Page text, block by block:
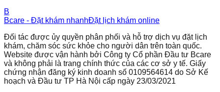
B
Bcare - Đặt khám nhanhĐặt lịch khám online
Đối tác được ủy quyền phân phối và hỗ trợ dịch vụ đặt lịch
khám, chăm sóc sức khỏe cho người dân trên toàn quốc.
Website được vận hành bởi Công ty Cổ phần Đầu tư Bcare
và không phải là trang chính thức của các cơ sở y tế. Giấy
chứng nhận đăng ký kinh doanh số 0109564614 do Sở Kế
hoạch và Đầu tư TP Hà Nội cấp ngày 23/03/2021